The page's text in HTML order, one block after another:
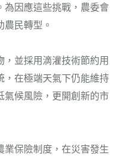
為因應這些挑戰，農委會
民轉型。
並採用滴灌技術節約用
，在極端天氣下仍能維持
氣候風險，更開創新的市
業保險制度，在災害發生